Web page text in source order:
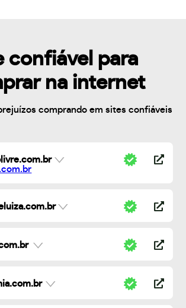
confiável para
na internet
comprando em sites confiáveis